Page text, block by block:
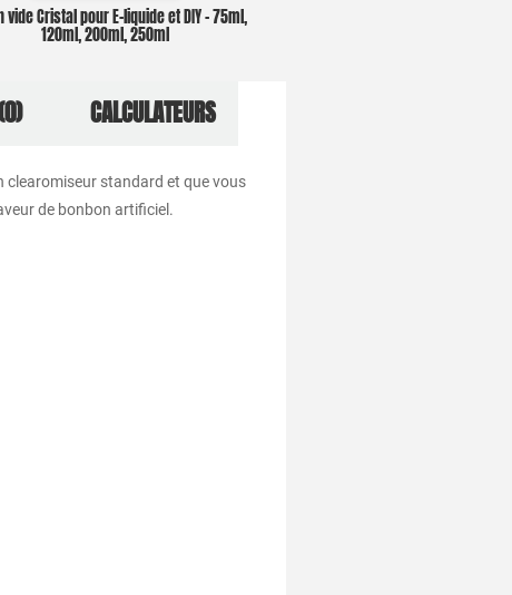
vide Cristal pour E-liquide et DIY – 75ml,
120ml, 200ml, 250ml
CALCULATEURS
clearomiseur standard et que vous
de bonbon artificiel.